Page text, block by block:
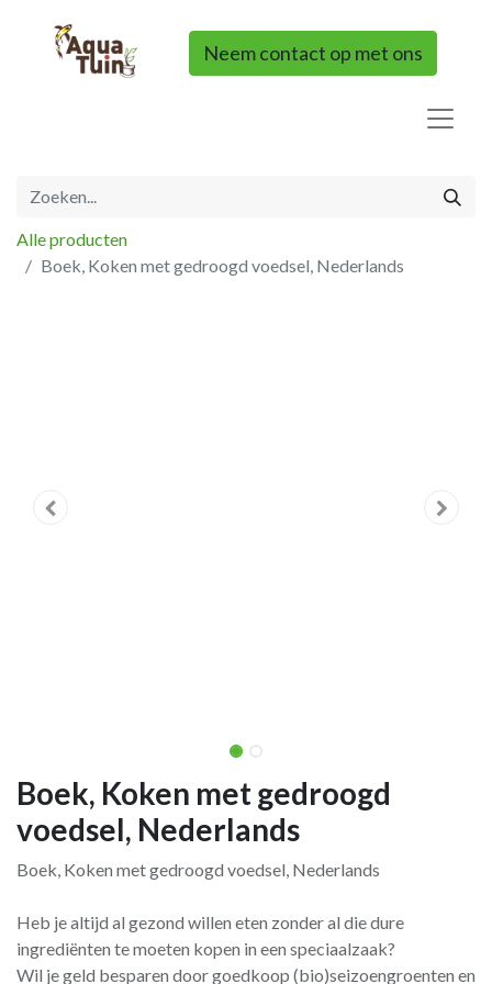
Neem contact op met ons
Alle producten
Boek, Koken met gedroogd voedsel, Nederlands
Boek, Koken met gedroogd
voedsel, Nederlands
Boek, Koken met gedroogd voedsel, Nederlands
Heb je altijd al gezond willen eten zonder al die dure
ingrediënten te moeten kopen in een speciaalzaak?
Wil je geld besparen door goedkoop (bio)seizoengroenten en